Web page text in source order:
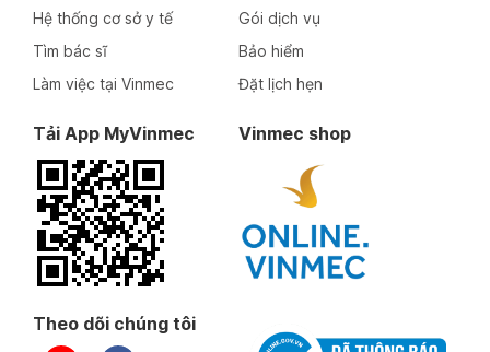
Hệ thống cơ sở y tế
Tìm bác sĩ
Làm việc tại Vinmec
Gói dịch vụ
Bảo hiểm
Đặt lịch hẹn
Tải App MyVinmec Vinmec shop
Theo dõi chúng tôi